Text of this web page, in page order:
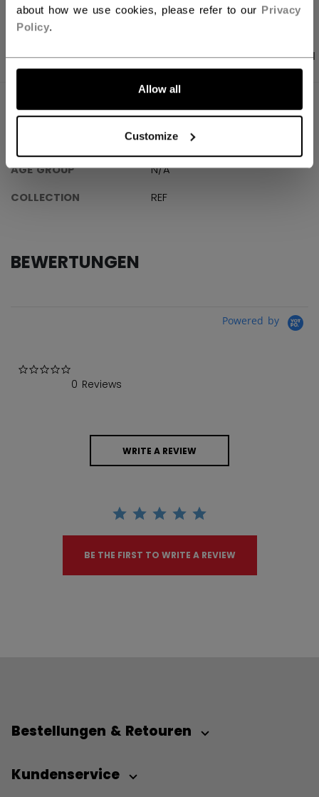
about how we use cookies, please refer to our Privacy
Policy.
Allow all
Customize
PRODUKTFOTOS ANGABEN BEWERTUNGEN
ANGABEN
BREFW30-NA
AGE GROUP
N/A
COLLECTION
REF
BEWERTUNGEN
Powered by
0 Reviews
WRITE A REVIEW
BE THE FIRST TO WRITE A REVIEW
Bestellungen & Retouren
Kundenservice